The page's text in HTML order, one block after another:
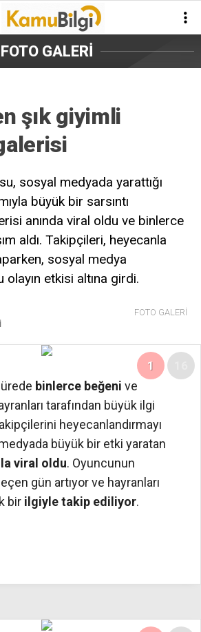
FOTO GALERİ
şık giyimli
sosyal medyada yarattığı
büyük bir sarsıntı
anında viral oldu ve binlerce
aldı. Takipçileri, heyecanla
sosyal medya
olayın etkisi altına girdi.
FOTO GALERİ
1
binlerce beğeni ve
tarafından büyük ilgi
heyecanlandırmayı
büyük bir etki yaratan
viral oldu. Oyuncunun
gün artıyor ve hayranları
bir ilgiyle takip ediliyor.